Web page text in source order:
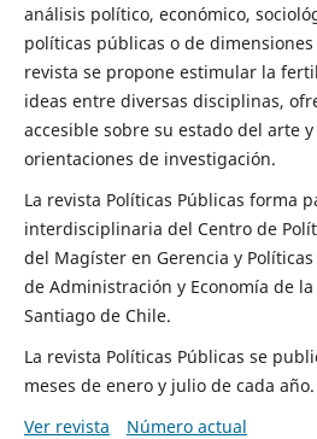
análisis político, económico,
políticas públicas o de
revista se propone estimular la
ideas entre diversas disciplinas,
accesible sobre su estado del arte
orientaciones de investigación.
La revista Políticas Públicas forma
interdisciplinaria del Centro de
del Magíster en Gerencia y
de Administración y Economía de
Santiago de Chile.
La revista Políticas Públicas se
meses de enero y julio de cada año.
Ver revista
Número actual